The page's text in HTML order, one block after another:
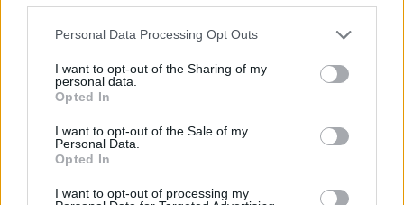
Personal Data Processing Opt Outs
I want to opt-out of the Sharing of my
personal data.
Opted In
I want to opt-out of the Sale of my
Personal Data.
Opted In
I want to opt-out of processing my
Non credo Fabio non c'è più vero
ma forse ti è sfuggito che ora c'è Oibaf che è Fabio
letto al contrario 🤣🤣
·Ti stimo·Rispondi
1